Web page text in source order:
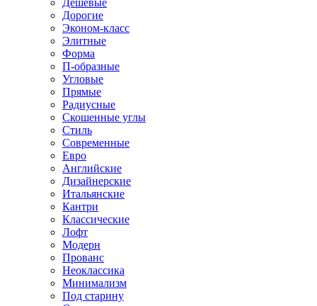
Дешевые
Дорогие
Эконом-класс
Элитные
Форма
П-образные
Угловые
Прямые
Радиусные
Скошенные углы
Стиль
Современные
Евро
Английские
Дизайнерские
Итальянские
Кантри
Классические
Лофт
Модерн
Прованс
Неоклассика
Минимализм
Под старину